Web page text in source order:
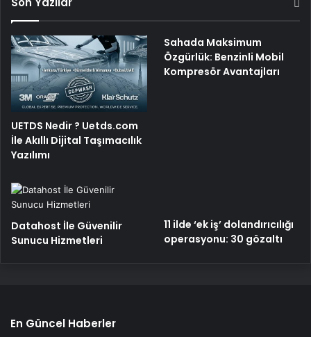
UETDS Nedir ? Uetds.com
İle Akıllı Dijital Taşımacılık
Yazılımı
Sahada Maksimum
Özgürlük: Benzinli Mobil
Kompresör Avantajları
Datahost İle Güvenilir
Sunucu Hizmetleri
11 ilde ‘ek iş’ dolandırıcılığı
operasyonu: 30 gözaltı
En Güncel Haberler